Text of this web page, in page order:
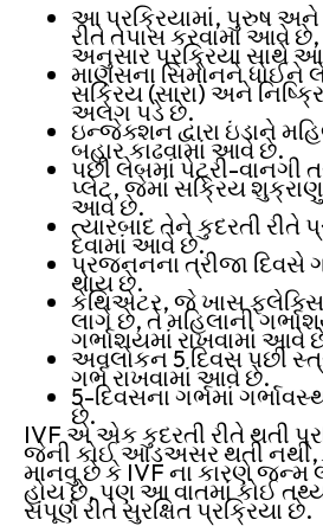
આ પ્રક્રિયામાં, પુરુષ અને
રીતે તપાસ કરવામાં આવે છે,
અનુસાર પ્રક્રિયા સાથે
માણસના સિમોનને ધોઈને
સક્રિય (સારા) અને
અલગ પડે છે.
ઇન્જેક્શન દ્વારા ઇંડાને
બહાર કાઢવામાં આવે છે.
પછી લેબમાં પેટ્રી-વાનગી
પ્લેટ, જેમાં સક્રિય શુક્રાણુ
આવે છે.
ત્યારબાદ તેને કુદરતી રીતે
દેવામાં આવે છે.
પ્રજનનના ત્રીજા દિવસે
થાય છે.
કેથિએટર, જે ખાસ
લાગે છે, તે મહિલાની
ગર્ભાશયમાં રાખવામાં આવે
અવલોકન 5 દિવસ પછી
ગર્ભ રાખવામાં આવે છે.
5-દિવસના ગર્ભમાં
છે.
IVF એ એક કુદરતી રીતે થતી
જેની કોઈ આડઅસર થતી નથી,
માનવુ છે કે IVF ના કારણે જન્મ
હોય છે, પણ આ વાતમાં કોઈ
સંપૂર્ણ રીતે સુરક્ષિત પ્રક્રિયા છે.